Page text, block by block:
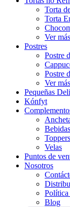
Torta
Torta
Ver
Postres
Postre
Postre
Ver
Pequeñas
Kónfyt
Bebidas
Velas
Puntos de
Nosotros
Política
Blog